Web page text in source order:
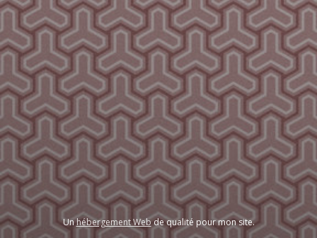
Unhébergement Webde qualité pour mon site.